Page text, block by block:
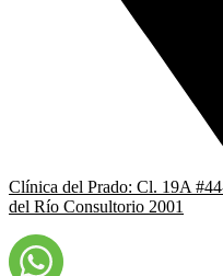
Clínica del Prado: Cl. 19A
del Río Consultorio 2001